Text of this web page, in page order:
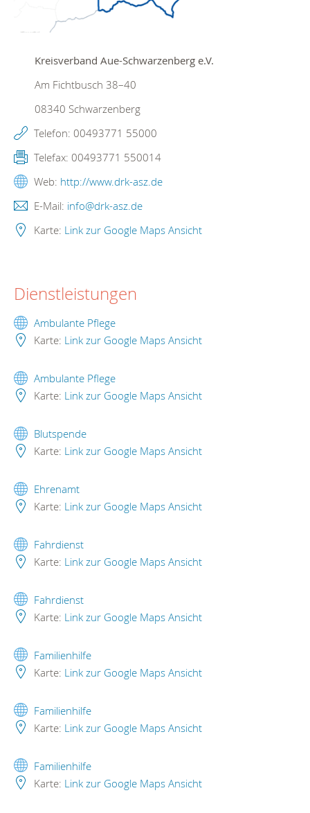
Kreisverband Aue-Schwarzenberg e.V.
Am Fichtbusch 38–40
08340 Schwarzenberg
Telefon: 00493771 55000
Telefax: 00493771 550014
Web: http://www.drk-asz.de
E-Mail: info@drk-asz.de
Karte: Link zur Google Maps Ansicht
Dienstleistungen
Ambulante Pflege
Karte: Link zur Google Maps Ansicht
Ambulante Pflege
Karte: Link zur Google Maps Ansicht
Blutspende
Karte: Link zur Google Maps Ansicht
Ehrenamt
Karte: Link zur Google Maps Ansicht
Fahrdienst
Karte: Link zur Google Maps Ansicht
Fahrdienst
Karte: Link zur Google Maps Ansicht
Familienhilfe
Karte: Link zur Google Maps Ansicht
Familienhilfe
Karte: Link zur Google Maps Ansicht
Familienhilfe
Karte: Link zur Google Maps Ansicht